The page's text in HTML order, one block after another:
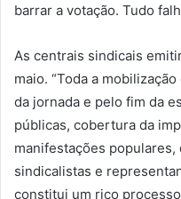
barrar a votação. Tudo
As centrais sindicais
maio. “Toda a
da jornada e pelo fim da
públicas, cobertura da
manifestações
sindicalistas e
constitui um rico